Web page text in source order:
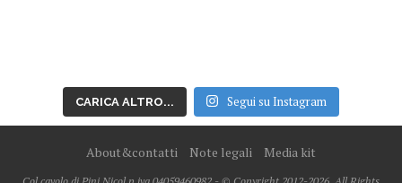
CARICA ALTRO... Segui su Instagram
About&contatti Note legali Media kit